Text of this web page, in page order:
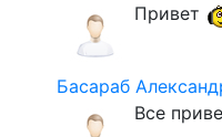
Привет
Басараб
Все